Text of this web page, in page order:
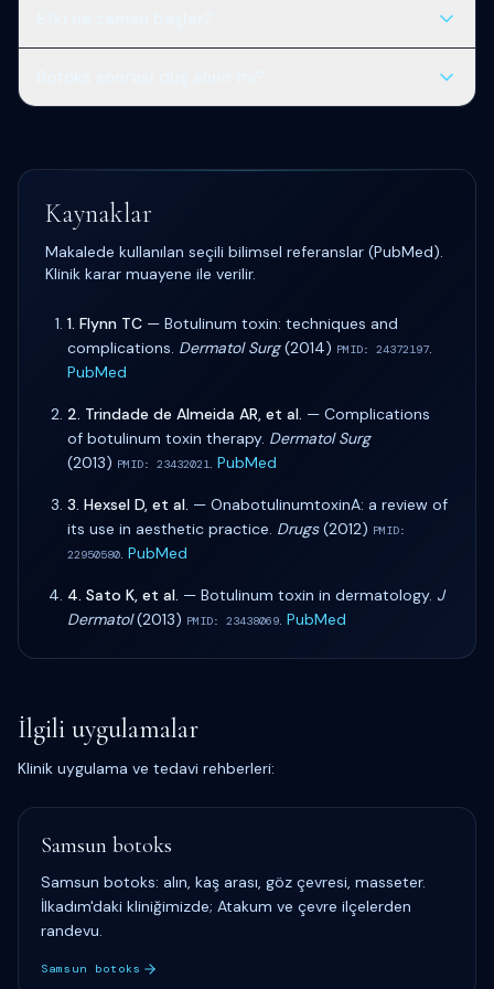
Kaynaklar
Makalede kullanılan seçili bilimsel referanslar (PubMed).
Klinik karar muayene ile verilir.
1. Flynn TC — Botulinum toxin: techniques and
complications. Dermatol Surg(2014) PMID: 24372197.
PubMed
2. Trindade de Almeida AR, et al. — Complications
of botulinum toxin therapy. Dermatol Surg
(2013) PMID: 23432021. PubMed
3. Hexsel D, et al. — OnabotulinumtoxinA: a review of
its use in aesthetic practice. Drugs(2012) PMID:
22950580. PubMed
4. Sato K, et al. — Botulinum toxin in dermatology. J
Dermatol(2013) PMID: 23438069. PubMed
İlgili uygulamalar
Klinik uygulama ve tedavi rehberleri:
Samsun botoks
Samsun botoks: alın, kaş arası, göz çevresi, masseter.
İlkadım'daki kliniğimizde; Atakum ve çevre ilçelerden
randevu.
Samsun botoks